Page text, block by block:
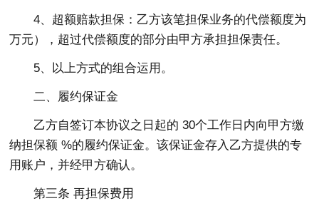
4、超额赔款担保：乙方该笔担保业务的代偿额度为
万元），超过代偿额度的部分由甲方承担担保责任。
5、以上方式的组合运用。
二、履约保证金
乙方自签订本协议之日起的 30个工作日内向甲方缴
纳担保额 %的履约保证金。该保证金存入乙方提供的专
用账户，并经甲方确认。
第三条 再担保费用